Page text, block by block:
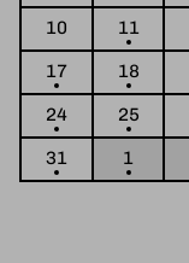
10
11
17
18
24
25
31
1